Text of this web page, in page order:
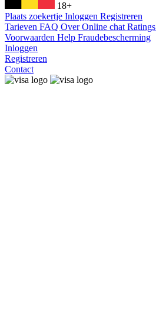
18+
Plaats zoekertje Inloggen Registreren
Tarieven FAQ OverOnline chat Ratings
Voorwaarden Help Fraudebescherming
Inloggen
Registreren
Contact